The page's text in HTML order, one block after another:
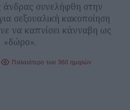
συνελήφθη στην
σεξουαλική κακοποίηση
να καπνίσει κάνναβη ως
«δώρο».
Παλαιότερο των 360 ημερών